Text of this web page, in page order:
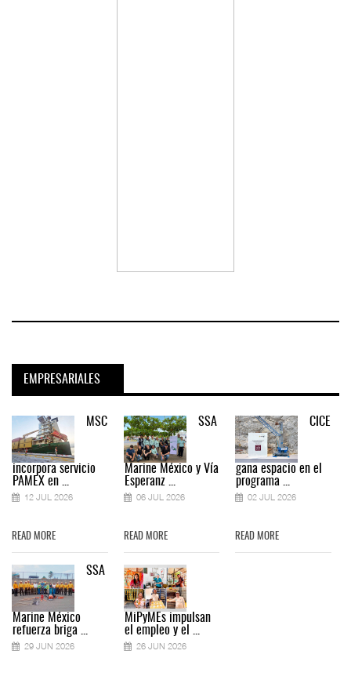
EMPRESARIALES
MSC
incorpora servicio
PAMEX en ...
12 JUL 2026
READ MORE
SSA
Marine México
refuerza briga ...
29 JUN 2026
SSA
Marine México y Vía
Esperanz ...
06 JUL 2026
READ MORE
MiPyMEs impulsan
el empleo y el ...
26 JUN 2026
CICE
gana espacio en el
programa ...
02 JUL 2026
READ MORE